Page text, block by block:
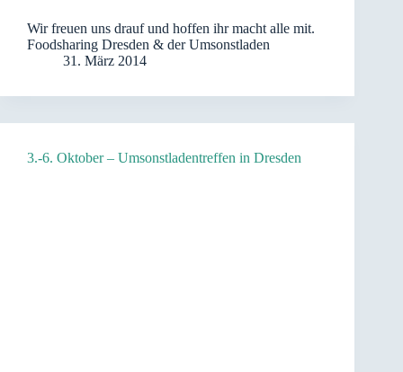
Wir freuen uns drauf und hoffen ihr macht alle mit.
Foodsharing Dresden & der Umsonstladen
31. März 2014
3.-6. Oktober – Umsonstladentreffen in Dresden